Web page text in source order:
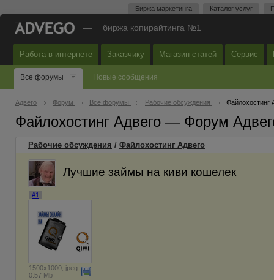
Биржа маркетинга Каталог услуг
— биржа копирайтинга №1
Работа в интернете Заказчику Магазин статей Сервис
Все форумы Новые сообщения
Адвего Форум Все форумы Рабочие обсуждения Файлохостинг
Файлохостинг Адвего — Форум
Рабочие обсуждения / Файлохостинг Адвего
Лучшие займы на киви кошелек
#1
1500x1000, jpeg
0.57 Mb